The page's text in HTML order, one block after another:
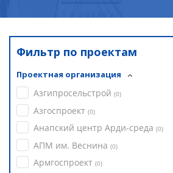
Фильтр по проектам
Проектная организация
Азгипросельстрой (0)
Азгоспроект (0)
Анапский центр Арди-среда (0)
АПМ им. Веснина (0)
Армгоспроект (0)